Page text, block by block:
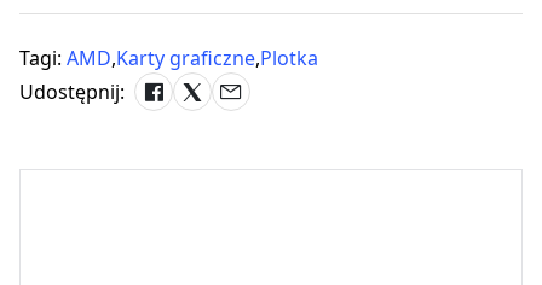
Tagi: AMD,Karty graficzne,Plotka
Udostępnij: